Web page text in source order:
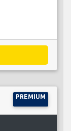
PREMIUM